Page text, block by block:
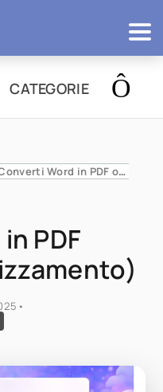
CATEGORIE
Converti Word in PDF online (reindirizzamento)
PDF
•